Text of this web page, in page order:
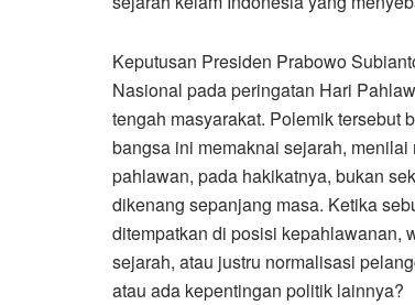
Keputusan Presiden Prabowo
Nasional pada peringatan Hari
tengah masyarakat. Polemik tersebut
bangsa ini memaknai sejarah,
pahlawan, pada hakikatnya, bukan
dikenang sepanjang masa. Ketika
ditempatkan di posisi kepahlawanan,
sejarah, atau justru normalisasi
atau ada kepentingan politik lainnya?